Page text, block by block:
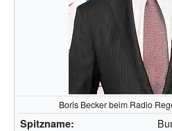
Boris Becker beim Radio
Spitzname: